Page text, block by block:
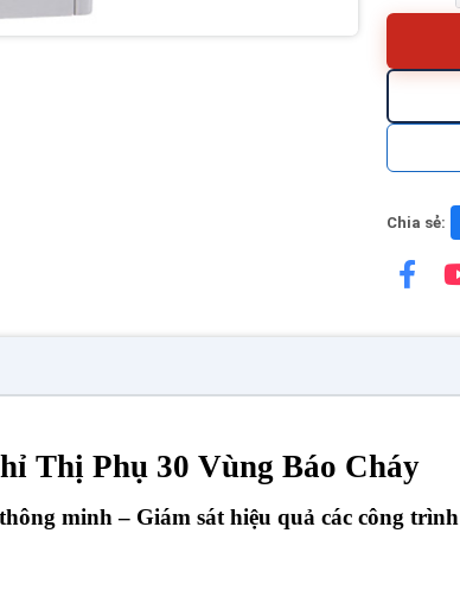
Chia sẻ:
Thị Phụ 30 Vùng Báo Cháy
minh – Giám sát hiệu quả các công trình